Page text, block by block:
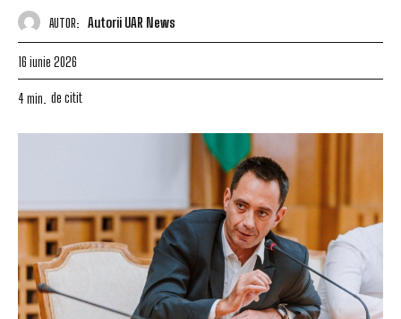
AUTOR: Autorii UAR News
16 iunie 2026
4 min. de citit